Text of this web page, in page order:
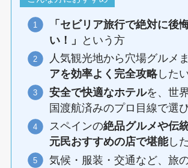
「セビリア旅行で絶対に後
い！」
という方
人気観光地から穴場グルメま
アを効率よく完全攻略した
安全で快適なホテルを、世
国渡航済みのプロ目線で選
スペインの絶品グルメや伝
元民おすすめの店で堪能し
気候・服装・交通など、旅